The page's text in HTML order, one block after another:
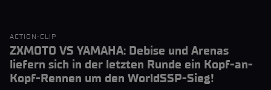
ACTION-CLIP
ZXMOTO VS YAMAHA: Debise und Arenas
liefern sich in der letzten Runde ein Kopf-an-
Kopf-Rennen um den WorldSSP-Sieg!